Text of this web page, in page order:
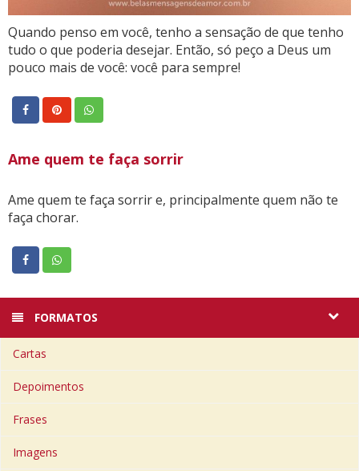
Quando penso em você, tenho a sensação de que tenho
tudo o que poderia desejar. Então, só peço a Deus um
pouco mais de você: você para sempre!
Ame quem te faça sorrir
Ame quem te faça sorrir e, principalmente quem não te
faça chorar.
FORMATOS
Cartas
Depoimentos
Frases
Imagens